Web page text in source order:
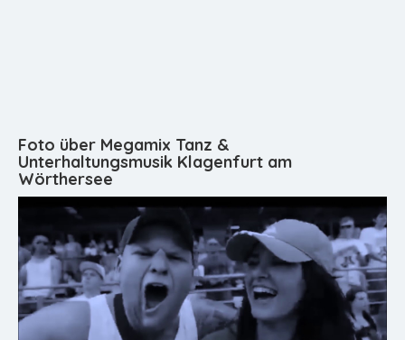
Foto über Megamix Tanz &
Unterhaltungsmusik Klagenfurt am
Wörthersee